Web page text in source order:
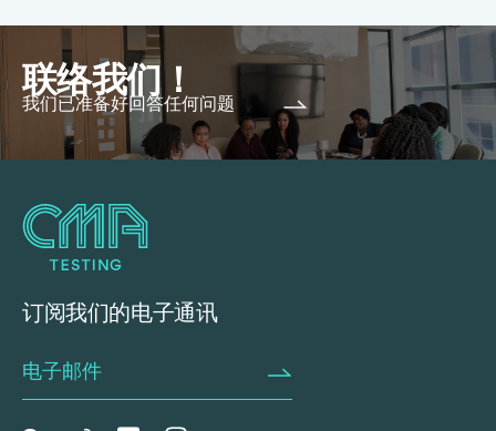
联络我们！
我们已准备好回答任何问题
订阅我们的电子通讯